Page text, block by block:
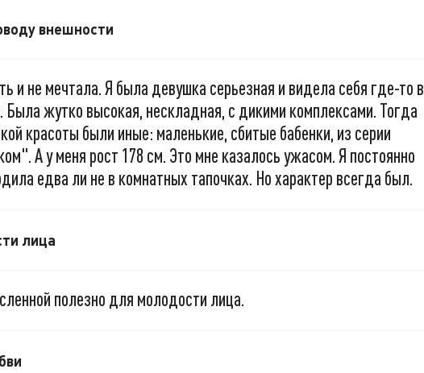
внешности
и не мечтала. Я была девушка серьезная и видела себя где-то в
Была жутко высокая, нескладная, с дикими комплексами. Тогда
красоты были иные: маленькие, сбитые бабенки, из серии
А у меня рост 178 см. Это мне казалось ужасом. Я постоянно
едва ли не в комнатных тапочках. Но характер всегда был.
лица
полезно для молодости лица.